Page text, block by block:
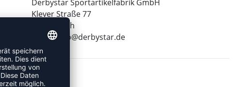
Derbystar Sportartikelfabrik GmbH
Klever Straße 77
47574 Goch
E-Mail: info@derbystar.de